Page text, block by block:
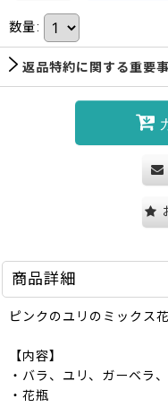
数量:
返品特約に関する重要
商品詳細
ピンクのユリのミックス花
【内容】
・バラ、ユリ、ガーベラ
・花瓶